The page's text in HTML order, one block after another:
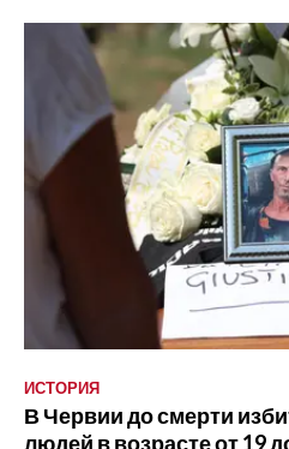
ИСТОРИЯ
В Червии до смерти
людей в возрасте от 19